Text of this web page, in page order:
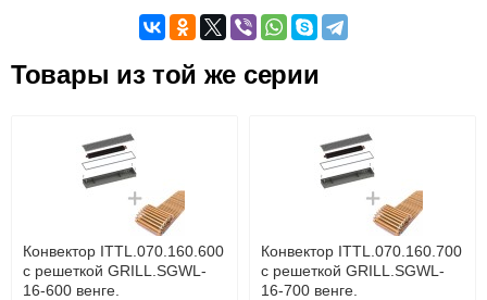
Оставьте отзыв
Доставка сантехники по Москве и Московской области
Наличный расчёт
Банковской картой на сайте в режиме реального
времени
Банковской картой при получении товара как при
доставке, так и самовывозом
Интернет-деньгами (Yandex-деньги, Web-money,
Qiwi-кошельки и другие).
Безналичный расчёт (возможно и с НДС)
Товары из той же серии
Конвектор ITTL.070.160.600
с решеткой GRILL.SGWL-
16-600 венге.
Конвектор ITTL.070.160.700
с решеткой GRILL.SGWL-
16-700 венге.